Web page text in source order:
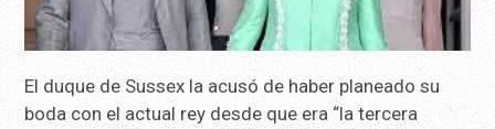
El duque de Sussex la acusó de haber planeado su
boda con el actual rey desde que era “la tercera